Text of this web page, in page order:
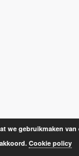
we gebruikmaken
Cookie policy